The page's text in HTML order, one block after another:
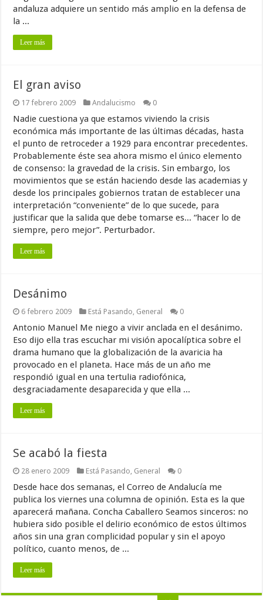
andaluza adquiere un sentido más amplio en la defensa de
la ...
Leer más
El gran aviso
17 febrero 2009 Andalucismo 0
Nadie cuestiona ya que estamos viviendo la crisis
económica más importante de las últimas décadas, hasta
el punto de retroceder a 1929 para encontrar precedentes.
Probablemente éste sea ahora mismo el único elemento
de consenso: la gravedad de la crisis. Sin embargo, los
movimientos que se están haciendo desde las academias y
desde los principales gobiernos tratan de establecer una
interpretación “conveniente” de lo que sucede, para
justificar que la salida que debe tomarse es... “hacer lo de
siempre, pero mejor”. Perturbador.
Leer más
Desánimo
6 febrero 2009 Está Pasando General 0
Antonio Manuel Me niego a vivir anclada en el desánimo.
Eso dijo ella tras escuchar mi visión apocalíptica sobre el
drama humano que la globalización de la avaricia ha
provocado en el planeta. Hace más de un año me
respondió igual en una tertulia radiofónica,
desgraciadamente desaparecida y que ella ...
Leer más
Se acabó la fiesta
28 enero 2009 Está Pasando General 0
Desde hace dos semanas, el Correo de Andalucía me
publica los viernes una columna de opinión. Esta es la que
aparecerá mañana. Concha Caballero Seamos sinceros: no
hubiera sido posible el delirio económico de estos últimos
años sin una gran complicidad popular y sin el apoyo
político, cuanto menos, de ...
Leer más